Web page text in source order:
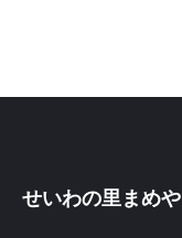
せいわの里まめや